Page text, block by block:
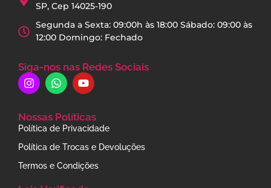
SP, Cep 14025-190
Segunda a Sexta: 09:00h às 18:00 Sábado: 09:00 às
12:00 Domingo: Fechado
Siga-nos nas Redes Sociais
Nossas Políticas
Política de Privacidade
Política de Trocas e Devoluções
Termos e Condições